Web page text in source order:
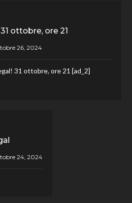
ottobre, ore 21
31 ottobre, ore 21 [ad_2]